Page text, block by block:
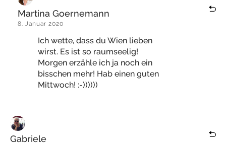
Martina Goernemann
8. Januar 2020
Ich wette, dass du Wien lieben
wirst. Es ist so raumseelig!
Morgen erzähle ich ja noch ein
bisschen mehr! Hab einen guten
Mittwoch! :-))))))
Gabriele